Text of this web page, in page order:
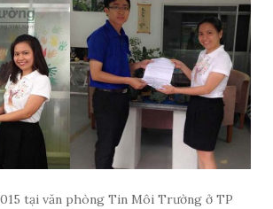
tại văn phòng Tin Môi Trường ở TP